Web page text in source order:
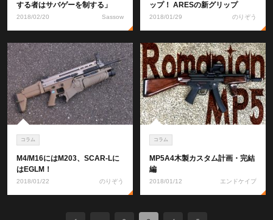
する者はサバゲーを制する」
2018/02/20 Sassow
ップ！ ARESの新グリップ
2018/01/29 のりぞう
コラム
M4/M16にはM203、SCAR-Lに
はEGLM！
2018/01/22 のりぞう
コラム
MP5A4木製カスタム計画・完結
編
2018/01/12 エンドケイプ